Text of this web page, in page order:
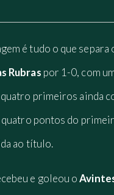
é tudo o que separa
Rubras por 1-0, com
primeiros ainda
pontos do
ao título.
e goleou o